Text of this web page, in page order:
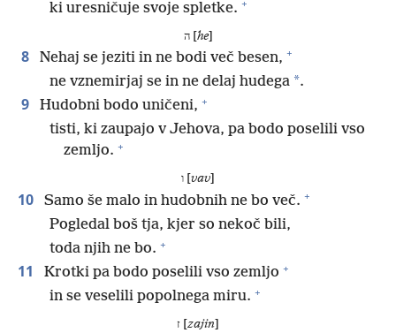
ki uresničuje svoje spletke. +
ה [he]
8 Nehaj se jeziti in ne bodi več besen, +
ne vznemirjaj se in ne delaj hudega *.
9 Hudobni bodo uničeni, +
tisti, ki zaupajo v Jehova, pa bodo poselili vso
zemljo. +
vav
10 Samo še malo in hudobnih ne bo več. +
Pogledal boš tja, kjer so nekoč bili,
toda njih ne bo. +
11 Krotki pa bodo poselili vso zemljo +
in se veselili popolnega miru. +
zajin